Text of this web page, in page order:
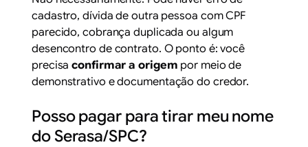
cadastro, dívida de outra pessoa com CPF
parecido, cobrança duplicada ou algum
desencontro de contrato. O ponto é: você
precisaconfirmar a origem por meio de
demonstrativo e documentação do credor.
Posso pagar para tirar meu nome
do Serasa/SPC?